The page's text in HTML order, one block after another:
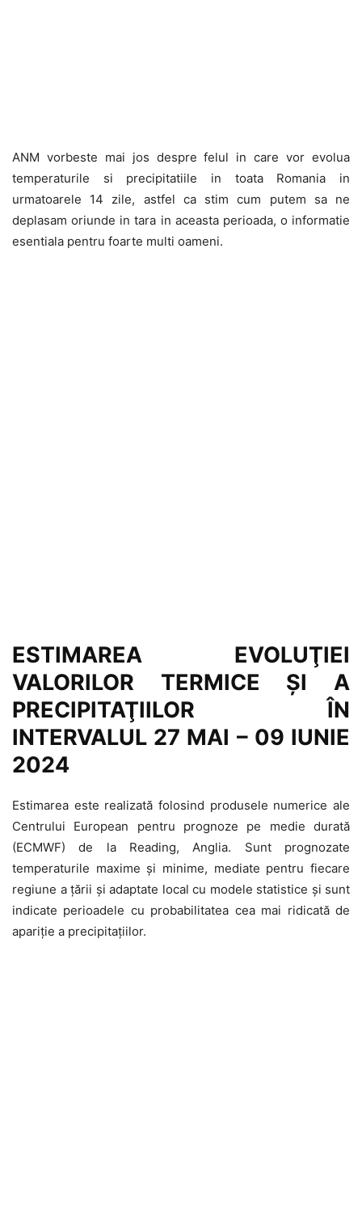
ANM vorbeste mai jos despre felul in care vor evolua
temperaturile si precipitatiile in toata Romania in
urmatoarele 14 zile, astfel ca stim cum putem sa ne
deplasam oriunde in tara in aceasta perioada, o informatie
esentiala pentru foarte multi oameni.
ESTIMAREA EVOLUŢIEI
VALORILOR TERMICE ŞI A
PRECIPITAŢIILOR ÎN
INTERVALUL 27 MAI – 09 IUNIE
2024
Estimarea este realizată folosind produsele numerice ale
Centrului European pentru prognoze pe medie durată
(ECMWF) de la Reading, Anglia. Sunt prognozate
temperaturile maxime şi minime, mediate pentru fiecare
regiune a ţării şi adaptate local cu modele statistice şi sunt
indicate perioadele cu probabilitatea cea mai ridicată de
apariţie a precipitaţiilor.